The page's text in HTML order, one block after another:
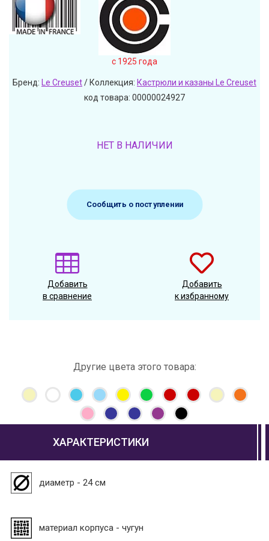
c 1925 года
Бренд: Le Creuset/ Коллекция: Кастрюли и казаны Le Creuset
код товара: 00000024927
НЕТ В НАЛИЧИИ
Сообщить о поступлении
Добавить
в сравнение
Добавить
к избранному
Другие цвета этого товара:
ХАРАКТЕРИСТИКИ
диаметр - 24 см
материал корпуса - чугун